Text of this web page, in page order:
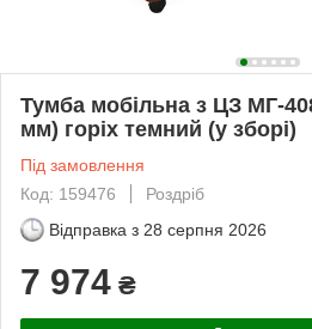
Тумба мобільна з ЦЗ МГ-
мм) горіх темний (у зборі)
Під замовлення
Код: 159476
Роздріб
Відправка з 28 серпня 2026
7 974 ₴